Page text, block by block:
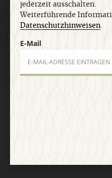
jederzeit ausschalten.
Weiterführende
Datenschutzhinweisen.
E-Mail